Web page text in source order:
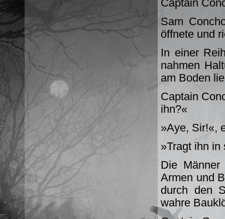
Captain
Sam
öffnete und
In einer
nahmen
am Boden
Captain
ihn?«
»Aye, Sir!«,
»Tragt ihn in
Die
Armen und
durch den
wahre